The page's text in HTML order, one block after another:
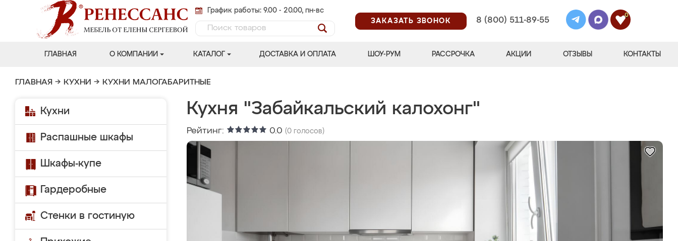
График работы: 9.00 - 20.00, пн-вс
ЗАКАЗАТЬ ЗВОНОК
8 (800) 511-89-55
0
ГЛАВНАЯ О КОМПАНИИ КАТАЛОГ ДОСТАВКА И ОПЛАТА ШОУ-РУМ РАССРОЧКА АКЦИИ ОТЗЫВЫ КОНТАКТЫ
ГЛАВНАЯ → КУХНИ → КУХНИ МАЛОГАБАРИТНЫЕ
Кухни
Распашные шкафы
Шкафы-купе
Гардеробные
Стенки в гостиную
Кухня "Забайкальский калохонг"
Рейтинг: 0.0 (0 голосов)